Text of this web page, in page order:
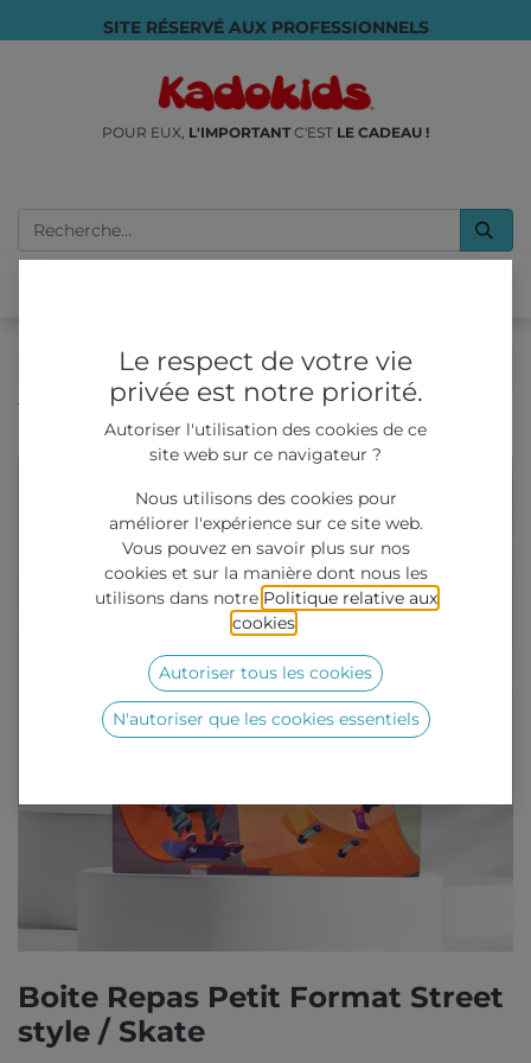
SITE RÉSERVÉ AUX PROFESSIONNELS
POUR EUX, L'IMPORTANTC'EST LE CADEAU !
Tous les produits
Boite Repas Petit Format Street style / Skate
Boite Repas Petit Format Street
style / Skate
Le respect de votre vie
privée est notre priorité.
Autoriser l'utilisation des cookies de ce
site web sur ce navigateur ?
Nous utilisons des cookies pour
améliorer l'expérience sur ce site web.
Vous pouvez en savoir plus sur nos
cookies et sur la manière dont nous les
utilisons dans notre Politique relative aux
cookies
Autoriser tous les cookies
N'autoriser que les cookies essentiels